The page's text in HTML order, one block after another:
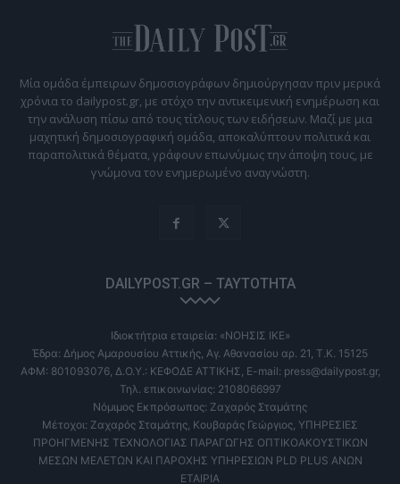
Μία ομάδα έμπειρων δημοσιογράφων δημιούργησαν πριν μερικά
χρόνια το dailypost.gr, με στόχο την αντικειμενική ενημέρωση και
την ανάλυση πίσω από τους τίτλους των ειδήσεων. Μαζί με μια
μαχητική δημοσιογραφική ομάδα, αποκαλύπτουν πολιτικά και
παραπολιτικά θέματα, γράφουν επωνύμως την άποψη τους, με
γνώμονα τον ενημερωμένο αναγνώστη.
DAILYPOST.GR – ΤΑΥΤΌΤΗΤΑ
Ιδιοκτήτρια εταιρεία: «ΝΟΗΣΙΣ ΙΚΕ»
Έδρα: Δήμος Αμαρουσίου Αττικής, Αγ. Αθανασίου αρ. 21, Τ.Κ. 15125
ΑΦΜ: 801093076, Δ.Ο.Υ.: ΚΕΦΟΔΕ ΑΤΤΙΚΗΣ, E-mail: press@dailypost.gr,
Τηλ. επικοινωνίας: 2108066997
Νόμιμος Εκπρόσωπος: Ζαχαρός Σταμάτης
Μέτοχοι: Ζαχαρός Σταμάτης, Κουβαράς Γεώργιος, ΥΠΗΡΕΣΙΕΣ
ΠΡΟΗΓΜΕΝΗΣ ΤΕΧΝΟΛΟΓΙΑΣ ΠΑΡΑΓΩΓΗΣ ΟΠΤΙΚΟΑΚΟΥΣΤΙΚΩΝ
ΜΕΣΩΝ ΜΕΛΕΤΩΝ ΚΑΙ ΠΑΡΟΧΗΣ ΥΠΗΡΕΣΙΩΝ PLD PLUS ΑΝΩΝ
ΕΤΑΙΡΙΑ